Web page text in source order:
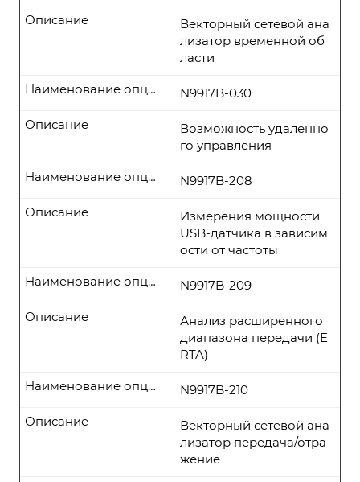
Векторный сетевой ана
лизатор временной об
ласти
Описание
N9917B-030
Наименование опции
Возможность удаленно
го управления
Описание
N9917B-208
Наименование опции
Измерения мощности
USB-датчика в зависим
ости от частоты
Описание
N9917B-209
Наименование опции
Анализ расширенного
диапазона передачи (E
RTA)
Описание
N9917B-210
Наименование опции
Векторный сетевой ана
лизатор передача/отра
жение
Описание